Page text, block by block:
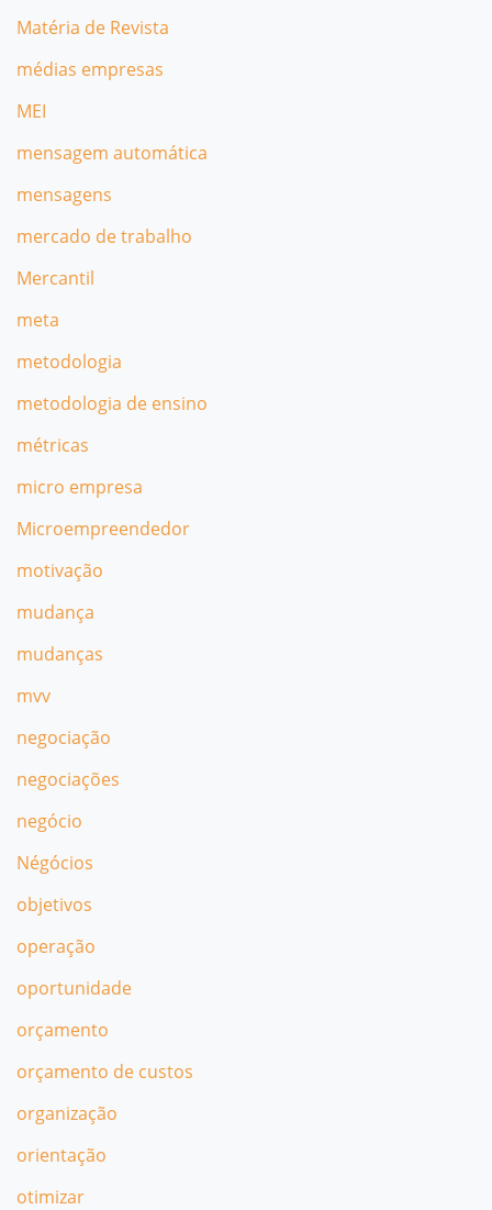
Matéria de Revista
médias empresas
MEI
mensagem automática
mensagens
mercado de trabalho
Mercantil
meta
metodologia
metodologia de ensino
métricas
micro empresa
Microempreendedor
motivação
mudança
mudanças
mvv
negociação
negociações
negócio
Négócios
objetivos
operação
oportunidade
orçamento
orçamento de custos
organização
orientação
otimizar